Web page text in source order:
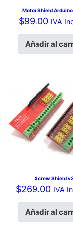
Motor Shield
$99.00 IVA
Añadir al
Screw Shield v3
$269.00 IVA
Añadir al